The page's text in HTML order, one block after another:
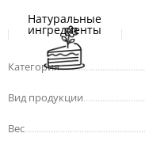
Натуральные
ингредиенты
Категория
Вид продукции
Вес